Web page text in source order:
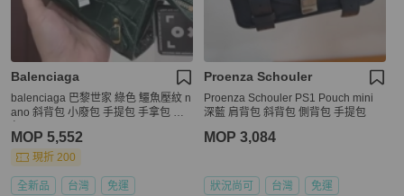
Balenciaga
balenciaga 巴黎世家 綠色 鱷魚壓紋 n
ano 斜背包 小廢包 手提包 手拿包 廢
MOP 5,552
現折 200
全新品 台灣 免運
Proenza Schouler
Proenza Schouler PS1 Pouch mini
深藍 肩背包 斜背包 側背包 手提包
MOP 3,084
狀況尚可 台灣 免運